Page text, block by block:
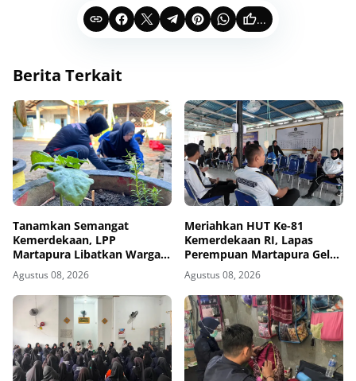
...
Berita Terkait
Tanamkan Semangat
Kemerdekaan, LPP
Martapura Libatkan Warga
Binaan dalam Gotong
Royong
Agustus 08, 2026
Meriahkan HUT Ke-81
Kemerdekaan RI, Lapas
Perempuan Martapura Gelar
Porseni Antarpetugas
Agustus 08, 2026